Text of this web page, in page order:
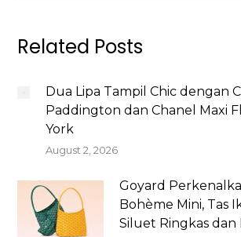
Related Posts
Dua Lipa Tampil Chic dengan
Paddington dan Chanel Maxi
York
August 2, 2026
Goyard
Bohème Mini, Tas
Siluet Ringkas dan